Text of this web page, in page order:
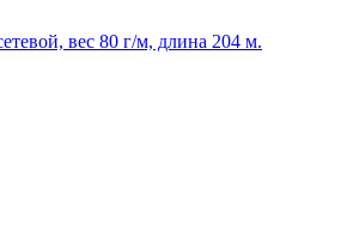
вес 80 г/м, длина 204 м.